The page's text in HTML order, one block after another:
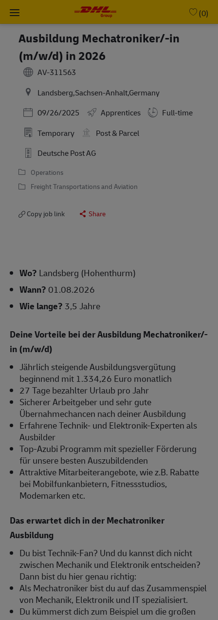
Skip to main content
(0)
Ausbildung Mechatroniker/-in
(m/w/d) in 2026
AV-311563
Landsberg,Sachsen-Anhalt,Germany
Posted Date
09/26/2025 Apprentices
Full-time
Temporary
Post & Parcel
Deutsche Post AG
Operations
Freight Transportations and Aviation
Copy job link Share
Wo? Landsberg (Hohenthurm)
Wann? 01.08.2026
Wie lange? 3,5 Jahre
Deine Vorteile bei der Ausbildung Mechatroniker/-
in (m/w/d)
Jährlich steigende Ausbildungsvergütung
beginnend mit 1.334,26 Euro monatlich
27 Tage bezahlter Urlaub pro Jahr
Sicherer Arbeitgeber und sehr gute
Übernahmechancen nach deiner Ausbildung
Erfahrene Technik- und Elektronik-Experten als
Ausbilder
Top-Azubi Programm mit spezieller Förderung
für unsere besten Auszubildenden
Attraktive Mitarbeiterangebote, wie z.B. Rabatte
bei Mobilfunkanbietern, Fitnessstudios,
Modemarken etc.
Das erwartet dich in der Mechatroniker
Ausbildung
Du bist Technik-Fan? Und du kannst dich nicht
zwischen Mechanik und Elektronik entscheiden?
Dann bist du hier genau richtig:
Als Mechatroniker bist du auf das Zusammenspiel
von Mechanik, Elektronik und IT spezialisiert.
Du kümmerst dich zum Beispiel um die großen